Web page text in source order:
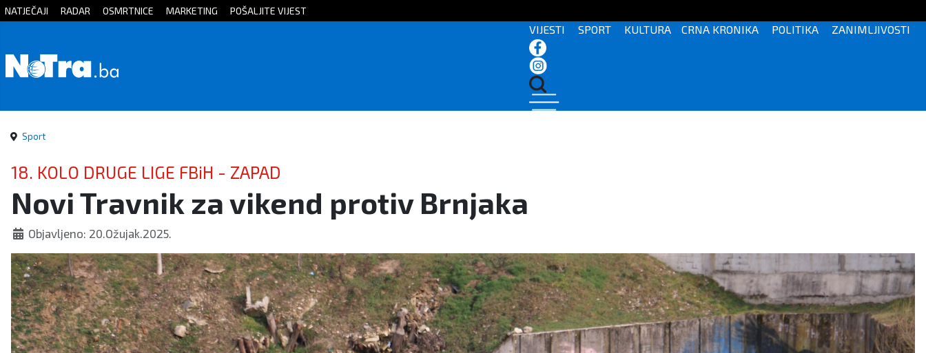
Početna
Sport
Kultura
Crna
kronika
Politika
Zanimljivosti
NATJEČAJI RADAR OSMRTNICE MARKETING POŠALJITE VIJEST
VIJESTI SPORT KULTURA CRNA KRONIKA POLITIKA ZANIMLJIVOSTI
Sport
18. KOLO DRUGE LIGE FBiH - ZAPAD
Novi Travnik za vikend protiv Brnjaka
Objavljeno: 20.Ožujak.2025.